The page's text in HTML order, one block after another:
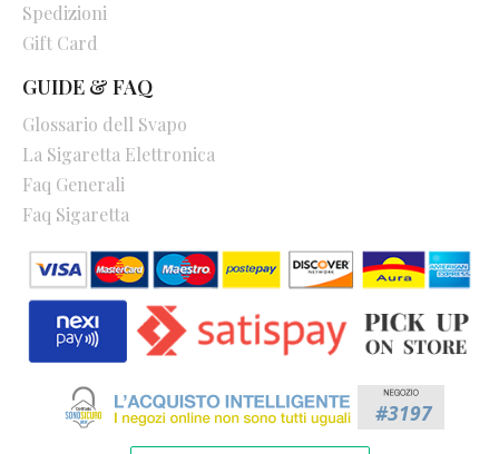
Spedizioni
Gift Card
GUIDE & FAQ
Glossario dell Svapo
La Sigaretta Elettronica
Faq Generali
Faq Sigaretta